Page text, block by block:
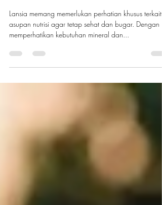
Vitamin untuk Menjaga
Kesehatan Lansia
Lansia memang memerlukan perhatian khusus terkait
memperhatikan kebutuhan mineral dan...